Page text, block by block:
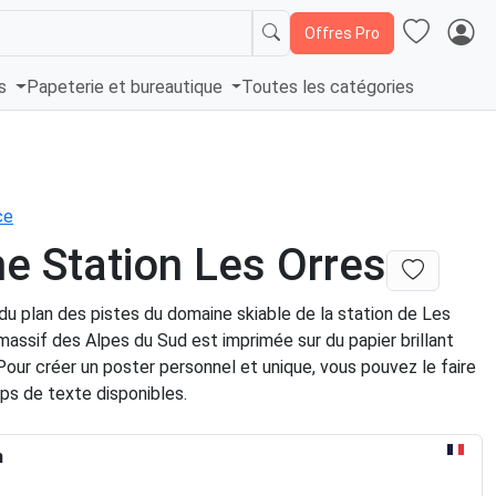
Offres Pro
Papeterie et bureautique Toutes les catégories
Station Les Orres
plan des pistes du domaine skiable de la station de Les
des Alpes du Sud est imprimée sur du papier brillant
créer un poster personnel et unique, vous pouvez le faire
de texte disponibles.